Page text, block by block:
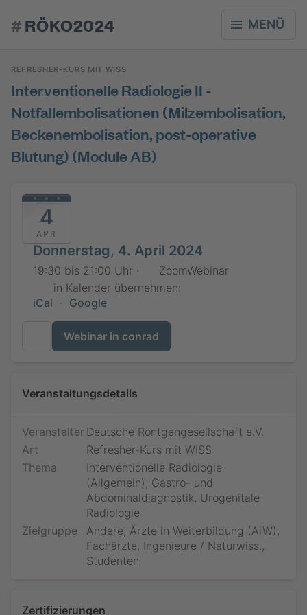
#RÖKO2024 MENÜ
REFRESHER-KURS MIT WISS
Interventionelle Radiologie II -
Notfallembolisationen (Milzembolisation,
Beckenembolisation, post-operative
Blutung) (Module AB)
4
APR
Donnerstag, 4. April 2024
19:30 bis 21:00 Uhr ·
ZoomWebinar
in Kalender übernehmen:
iCal · Google
Webinar in conrad
Veranstaltungsdetails
Veranstalter Deutsche Röntgengesellschaft e.V.
Art
Refresher-Kurs mit WISS
Thema
Interventionelle Radiologie
(Allgemein), Gastro- und
Abdominaldiagnostik, Urogenitale
Radiologie
Zielgruppe
Andere, Ärzte in Weiterbildung (AiW),
Fachärzte, Ingenieure / Naturwiss.,
Studenten
Zertifizierungen